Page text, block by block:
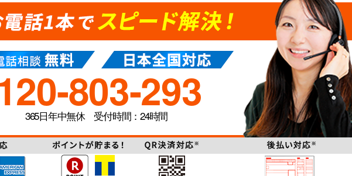
803-293
365日年中無休 受付時間：24時間